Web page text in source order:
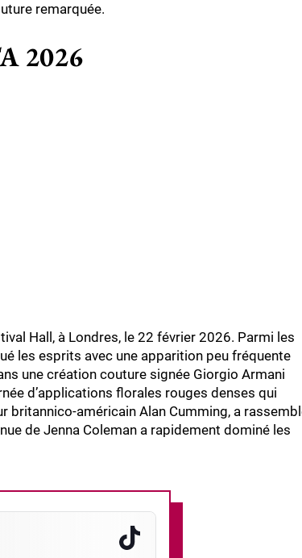
remarquée.
2026
Hall, à Londres, le 22 février 2026. Parmi les
les esprits avec une apparition peu fréquente
une création couture signée Giorgio Armani
d’applications florales rouges denses qui
britannico-américain Alan Cumming, a
de Jenna Coleman a rapidement dominé les